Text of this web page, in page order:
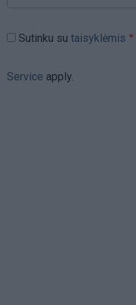
Sutinku su taisyklėmis
Service apply.